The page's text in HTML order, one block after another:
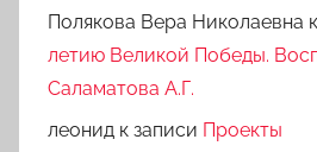
Полякова Вера Николаевна
летию Великой Победы.
Саламатова А.Г.
леонид к записи Проекты